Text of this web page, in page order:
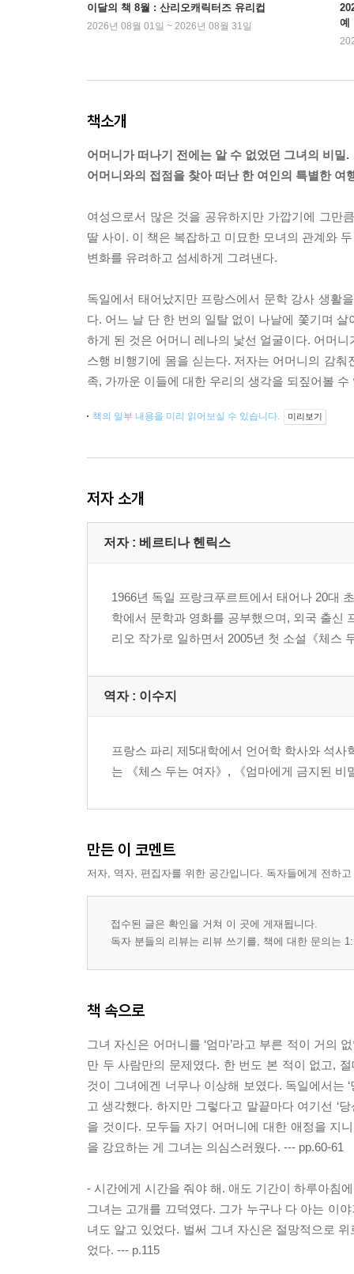
이달의 책 8월 : 산리오캐릭터즈 유리컵
2026년 08월 01일 ~ 2026년 08월 31일
예
책소개
어머니가 떠나기 전에는 알 수 없었던 그녀의 비밀.
어머니와의 접점을 찾아 떠난 한 여인의 특별한 여
여성으로서 많은 것을 공유하지만 가깝기에 그만
딸 사이. 이 책은 복잡하고 미묘한 모녀의 관계와
변화를 유려하고 섬세하게 그려낸다.
독일에서 태어났지만 프랑스에서 문학 강사 생활
다. 어느 날 단 한 번의 일탈 없이 나날에 쫓기며
하게 된 것은 어머니 레나의 낯선 얼굴이다. 어머
스행 비행기에 몸을 싣는다. 저자는 어머니의 감
족, 가까운 이들에 대한 우리의 생각을 되짚어볼
책의 일부 내용을 미리 읽어보실 수 있습니다. 미리보기
저자 소개
저자 : 베르티나 헨릭스
1966년 독일 프랑크푸르트에서 태어나 20대
학에서 문학과 영화를 공부했으며, 외국 출신
리오 작가로 일하면서 2005년 첫 소설《체스
역자 : 이수지
프랑스 파리 제5대학에서 언어학 학사와 석
는 《체스 두는 여자》, 《엄마에게 금지된
만든 이 코멘트
저자, 역자, 편집자를 위한 공간입니다. 독자들에게 전하
접수된 글은 확인을 거쳐 이 곳에 게재됩니다.
독자 분들의 리뷰는 리뷰 쓰기를, 책에 대한 문의는
책 속으로
그녀 자신은 어머니를 ‘엄마’라고 부른 적이 거의
만 두 사람만의 문제였다. 한 번도 본 적이 없고,
것이 그녀에겐 너무나 이상해 보였다. 독일에서는
고 생각했다. 하지만 그렇다고 말끝마다 여기선 ‘
을 것이다. 모두들 자기 어머니에 대한 애정을 지
을 강요하는 게 그녀는 의심스러웠다. --- pp.60-61
- 시간에게 시간을 줘야 해. 애도 기간이 하루아침
그녀는 고개를 끄덕였다. 그가 누구나 다 아는 이
녀도 알고 있었다. 벌써 그녀 자신은 절망적으로
었다. --- p.115